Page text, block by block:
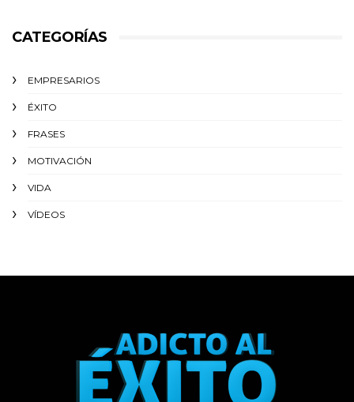
CATEGORÍAS
EMPRESARIOS
ÉXITO‬
FRASES
MOTIVACIÓN
VIDA
VÍDEOS